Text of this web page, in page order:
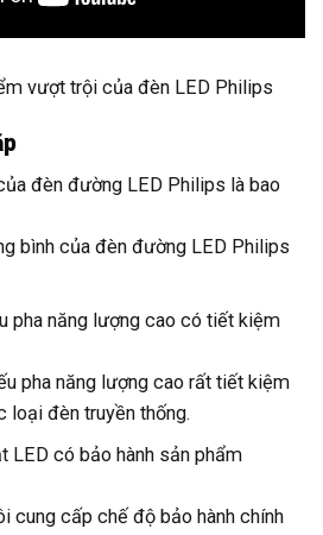
vượt trội của đèn LED Philips
đèn đường LED Philips là bao
bình của đèn đường LED Philips
pha năng lượng cao có tiết kiệm
pha năng lượng cao rất tiết kiệm
loại đèn truyền thống.
LED có bảo hành sản phẩm
cung cấp chế độ bảo hành chính